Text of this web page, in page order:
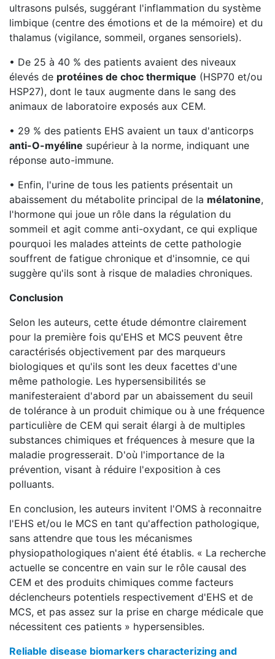
ultrasons pulsés, suggérant l'inflammation du système
limbique (centre des émotions et de la mémoire) et du
thalamus (vigilance, sommeil, organes sensoriels).
• De 25 à 40 % des patients avaient des niveaux
élevés de protéines de choc thermique (HSP70 et/ou
HSP27), dont le taux augmente dans le sang des
animaux de laboratoire exposés aux CEM.
• 29 % des patients EHS avaient un taux d'anticorps
anti-O-myéline supérieur à la norme, indiquant une
réponse auto-immune.
• Enfin, l'urine de tous les patients présentait un
abaissement du métabolite principal de la mélatonine,
l'hormone qui joue un rôle dans la régulation du
sommeil et agit comme anti-oxydant, ce qui explique
pourquoi les malades atteints de cette pathologie
souffrent de fatigue chronique et d'insomnie, ce qui
suggère qu'ils sont à risque de maladies chroniques.
Conclusion
Selon les auteurs, cette étude démontre clairement
pour la première fois qu'EHS et MCS peuvent être
caractérisés objectivement par des marqueurs
biologiques et qu'ils sont les deux facettes d'une
même pathologie. Les hypersensibilités se
manifesteraient d'abord par un abaissement du seuil
de tolérance à un produit chimique ou à une fréquence
particulière de CEM qui serait élargi à de multiples
substances chimiques et fréquences à mesure que la
maladie progresserait. D'où l'importance de la
prévention, visant à réduire l'exposition à ces
polluants.
En conclusion, les auteurs invitent l'OMS à reconnaitre
l'EHS et/ou le MCS en tant qu'affection pathologique,
sans attendre que tous les mécanismes
physiopathologiques n'aient été établis. « La recherche
actuelle se concentre en vain sur le rôle causal des
CEM et des produits chimiques comme facteurs
déclencheurs potentiels respectivement d'EHS et de
MCS, et pas assez sur la prise en charge médicale que
nécessitent ces patients » hypersensibles.
Reliable disease biomarkers characterizing and